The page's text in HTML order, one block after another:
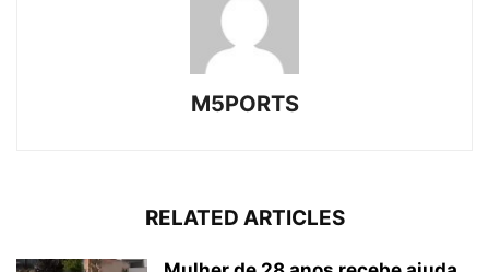
M5PORTS
RELATED ARTICLES